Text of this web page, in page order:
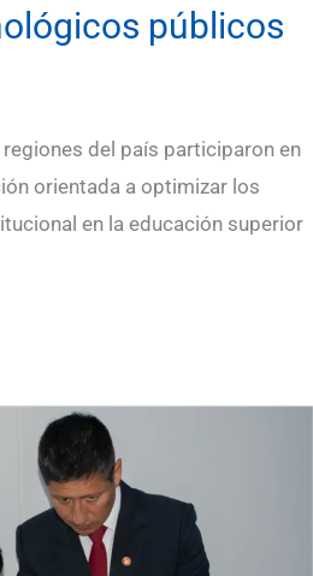
públicos
del país participaron en
orientada a optimizar los
en la educación superior